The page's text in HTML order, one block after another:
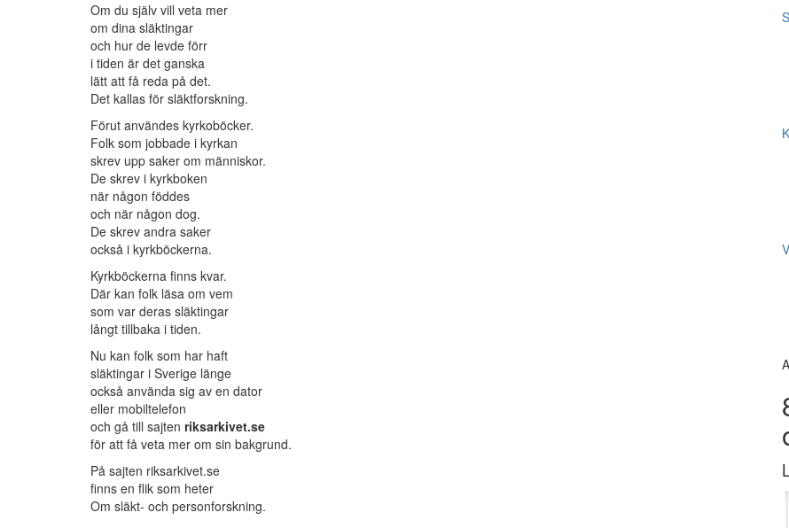
Om du själv vill veta mer
om dina släktingar
och hur de levde förr
i tiden är det ganska
lätt att få reda på det.
Det kallas för släktforskning.
Förut användes kyrkoböcker.
Folk som jobbade i kyrkan
skrev upp saker om människor.
De skrev i kyrkboken
när någon föddes
och när någon dog.
De skrev andra saker
också i kyrkböckerna.
Kyrkböckerna finns kvar.
Där kan folk läsa om vem
som var deras släktingar
långt tillbaka i tiden.
Nu kan folk som har haft
släktingar i Sverige länge
också använda sig av en dator
eller mobiltelefon
och gå till sajten riksarkivet.se
för att få veta mer om sin bakgrund.
På sajten riksarkivet.se
finns en flik som heter
Om släkt- och personforskning.